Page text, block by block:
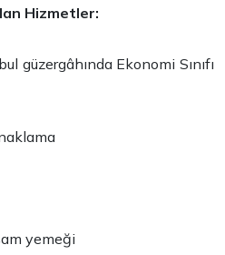
Hizmetler:
güzergâhında Ekonomi Sınıfı
yemeği